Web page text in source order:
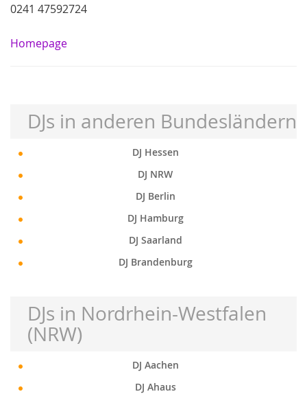
0241 47592724
Homepage
DJs in anderen Bundesländern
DJ Hessen
DJ NRW
DJ Berlin
DJ Hamburg
DJ Saarland
DJ Brandenburg
DJs in Nordrhein-Westfalen
(NRW)
DJ Aachen
DJ Ahaus